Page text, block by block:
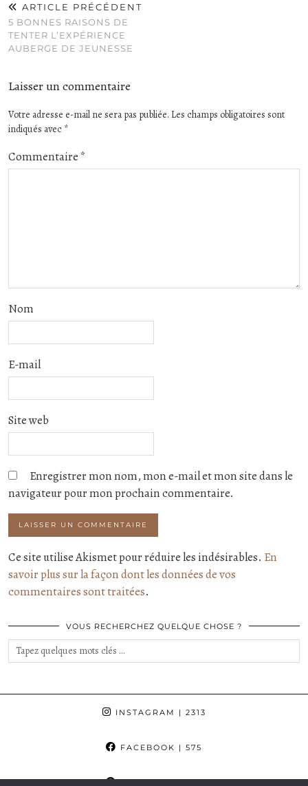
ARTICLE PRÉCÉDENT
5 BONNES RAISONS DE
TENTER L’EXPÉRIENCE
AUBERGE DE JEUNESSE
Laisser un commentaire
Votre adresse e-mail ne sera pas publiée. Les champs obligatoires sont
indiqués avec *
Commentaire *
Nom
E-mail
Site web
Enregistrer mon nom, mon e-mail et mon site dans le
navigateur pour mon prochain commentaire.
Ce site utilise Akismet pour réduire les indésirables. En
savoir plus sur la façon dont les données de vos
commentaires sont traitées.
VOUS RECHERCHEZ QUELQUE CHOSE ?
INSTAGRAM | 2313
FACEBOOK | 575
PINTEREST| 862